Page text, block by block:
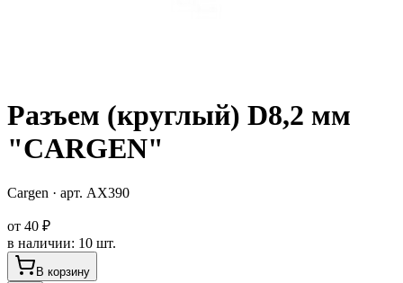
Разъем (круглый) D8,2 мм
"CARGEN"
Cargen · арт. AX390
от 40 ₽
в наличии: 10 шт.
В корзину